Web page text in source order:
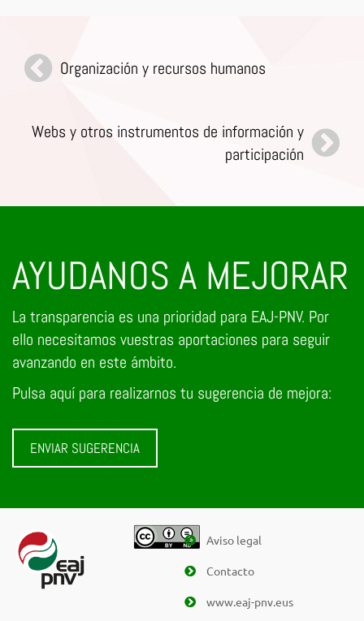
Organización y recursos humanos
Webs y otros instrumentos de información y
participación
AYUDANOS A MEJORAR
La transparencia es una prioridad para EAJ-PNV. Por
ello necesitamos vuestras aportaciones para seguir
avanzando en este ámbito.
Pulsa aquí para realizarnos tu sugerencia de mejora:
ENVIAR SUGERENCIA
Aviso legal
Contacto
www.eaj-pnv.eus